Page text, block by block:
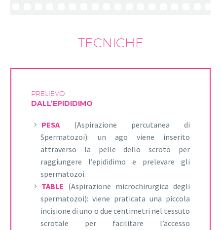
TECNICHE
PRELIEVO
DALL’EPIDIDIMO
PESA (Aspirazione percutanea di
Spermatozoi): un ago viene inserito
attraverso la pelle dello scroto per
raggiungere l’epididimo e prelevare gli
spermatozoi.
TABLE (Aspirazione microchirurgica degli
spermatozoi): viene praticata una piccola
incisione di uno o due centimetri nel tessuto
scrotale per facilitare l’accesso